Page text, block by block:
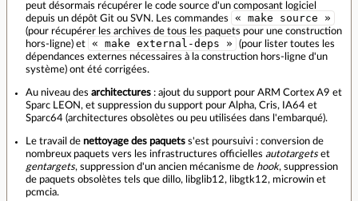
peut désormais récupérer le code source d'un composant logiciel
depuis un dépôt Git ou SVN. Les commandes
« make source »
(pour récupérer les archives de tous les paquets pour une construction
hors-ligne) et
« make external-deps »
(pour lister toutes les
dépendances externes nécessaires à la construction hors-ligne d'un
système) ont été corrigées.
Au niveau des architectures : ajout du support pour ARM Cortex A9 et
Sparc LEON, et suppression du support pour Alpha, Cris, IA64 et
Sparc64 (architectures obsolètes ou peu utilisées dans l'embarqué).
Le travail de nettoyage des paquets s'est poursuivi : conversion de
nombreux paquets vers les infrastructures officielles autotargetset
gentargets, suppression d'un ancien mécanisme de hook, suppression
de paquets obsolètes tels que dillo, libglib12, libgtk12, microwin et
pcmcia.